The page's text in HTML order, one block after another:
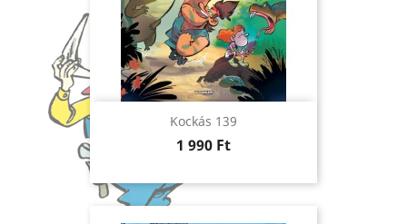
Kockás 139
Ár
1 990 Ft